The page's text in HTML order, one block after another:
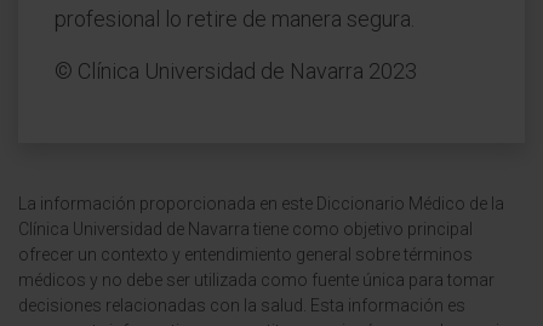
profesional lo retire de manera segura.
© Clínica Universidad de Navarra 2023
La información proporcionada en este Diccionario Médico de la
Clínica Universidad de Navarra tiene como objetivo principal
ofrecer un contexto y entendimiento general sobre términos
médicos y no debe ser utilizada como fuente única para tomar
decisiones relacionadas con la salud. Esta información es